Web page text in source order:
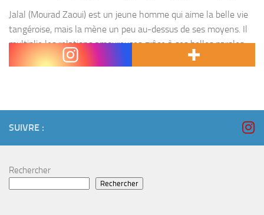
Jalal (Mourad Zaoui) est un jeune homme qui aime la belle vie
tangéroise, mais la mène un peu au-dessus de ses moyens. Il
multiplie les relations amoureuses grâce à ses belles paroles
romantiques, mais...
SUIVRE :
Rechercher
Rechercher